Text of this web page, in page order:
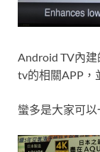
Android TV內建
tv的相關APP，
蠻多是大家可